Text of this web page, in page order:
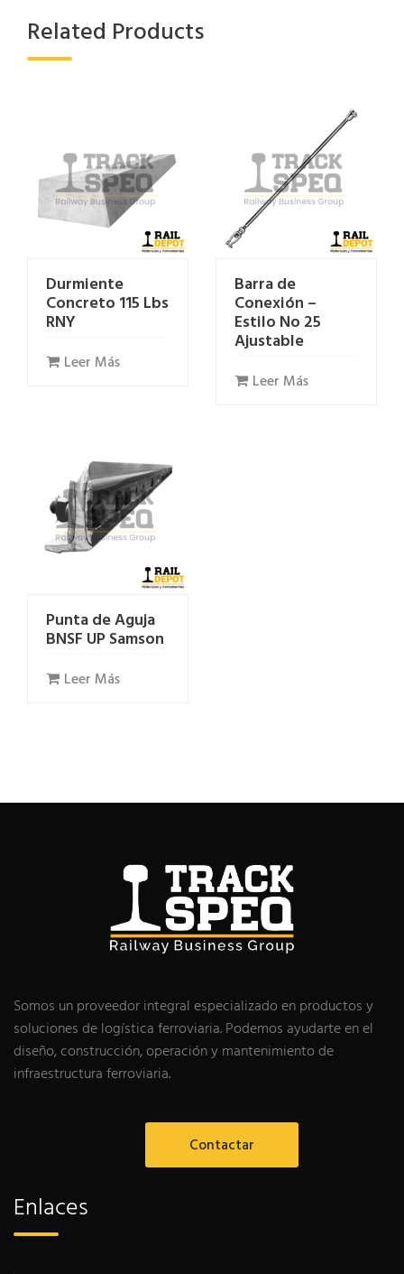
Related Products
Durmiente
Concreto 115 Lbs
RNY
Leer Más
Barra de
Conexión –
Estilo No 25
Ajustable
Leer Más
Punta de Aguja
BNSF UP Samson
Leer Más
Somos un proveedor integral especializado en productos y
soluciones de logística ferroviaria. Podemos ayudarte en el
diseño, construcción, operación y mantenimiento de
infraestructura ferroviaria.
Contactar
Enlaces